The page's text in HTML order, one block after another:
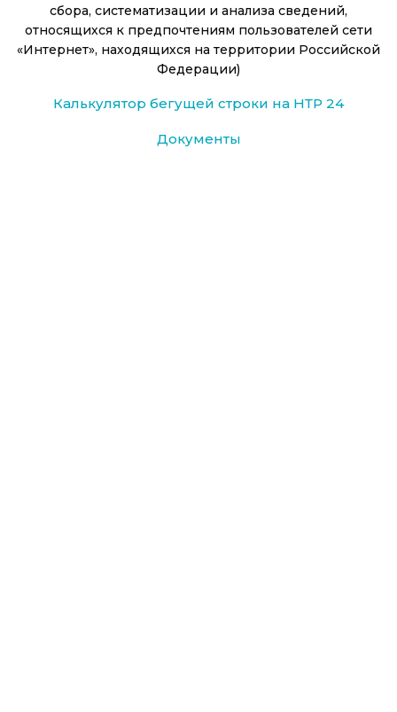
сбора, систематизации и анализа сведений,
относящихся к предпочтениям пользователей сети
«Интернет», находящихся на территории Российской
Федерации)
Калькулятор бегущей строки на НТР 24
Документы